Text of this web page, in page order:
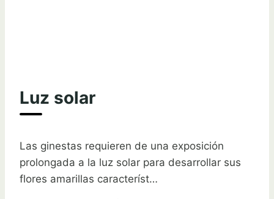
Luz solar
Las ginestas requieren de una exposición
prolongada a la luz solar para desarrollar sus
flores amarillas característ…